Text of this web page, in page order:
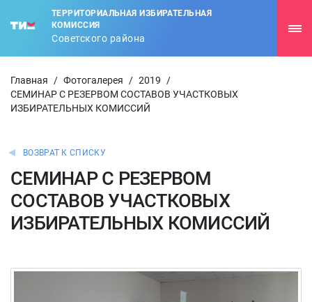
ТЕРРИТОРИАЛЬНАЯ ИЗБИРАТЕЛЬНАЯ
КОМИССИЯ
Советского района
Главная / Фотогалерея / 2019
/
СЕМИНАР С РЕЗЕРВОМ СОСТАВОВ УЧАСТКОВЫХ
ИЗБИРАТЕЛЬНЫХ КОМИССИЙ
ВОЗВРАТ К СПИСКУ
СЕМИНАР С РЕЗЕРВОМ
СОСТАВОВ УЧАСТКОВЫХ
ИЗБИРАТЕЛЬНЫХ КОМИССИЙ